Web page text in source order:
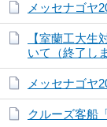
メッセナゴヤ
【室蘭工大生
いて（終了し
メッセナゴヤ
クルーズ客船